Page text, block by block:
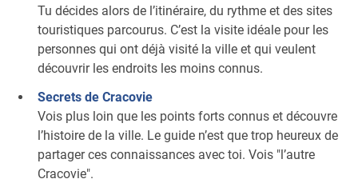
Tu décides alors de l’itinéraire, du rythme et des sites
touristiques parcourus. C’est la visite idéale pour les
personnes qui ont déjà visité la ville et qui veulent
découvrir les endroits les moins connus.
Secrets de Cracovie
Vois plus loin que les points forts connus et découvre
l’histoire de la ville. Le guide n’est que trop heureux de
partager ces connaissances avec toi. Vois "l’autre
Cracovie".